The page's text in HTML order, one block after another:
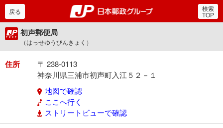
郵便局・日本郵政グルー
戻る 検索
TOP
初声郵便局
（はっせゆうびんきょく）
住所
〒 238-0113
神奈川県三浦市初声町入江５２－１
地図で確認
ここへ行く
ストリートビューで確認